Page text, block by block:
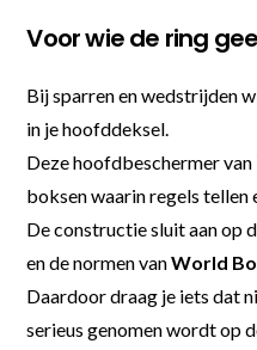
Voor wie de ring
Bij sparren en wedstrijden
in je hoofddeksel.
Deze hoofdbeschermer
boksen waarin regels tellen
De constructie sluit aan op
en de normen vanWorld
Daardoor draag je iets dat
serieus genomen wordt op